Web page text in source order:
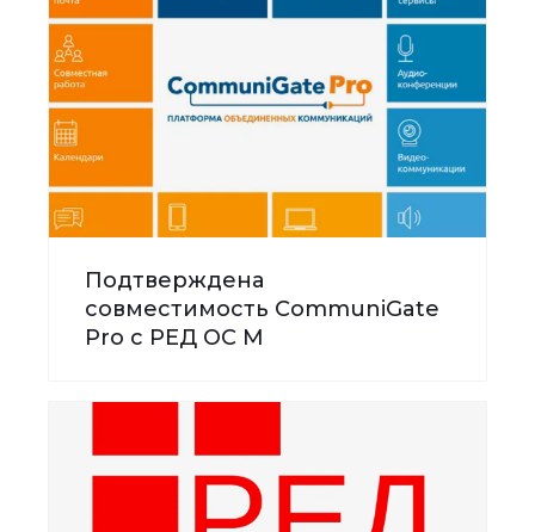
Подтверждена
совместимость CommuniGate
Pro с РЕД ОС М